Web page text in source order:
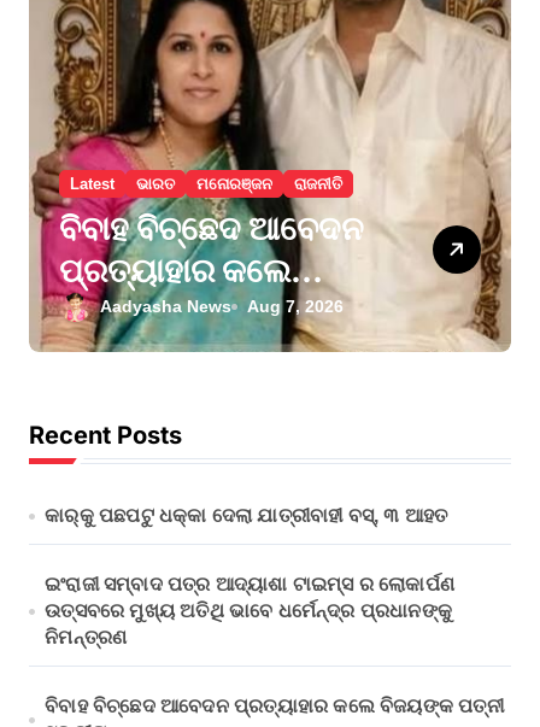
Latest ଭାରତ ମନୋରଞ୍ଜନ ରାଜନୀତି
ବିବାହ ବିଚ୍ଛେଦ ଆବେଦନ
ପ୍ରତ୍ୟାହାର କଲେ
ବିଜୟଙ୍କ ପତ୍ନୀ ସଙ୍ଗୀତା
Aadyasha News Aug 7, 2026
Recent Posts
କାର୍‌କୁ ପଛପଟୁ ଧକ୍କା ଦେଲା ଯାତ୍ରୀବାହୀ ବସ୍‌, ୩ ଆହତ
ଇଂରାଜୀ ସମ୍ବାଦ ପତ୍ର ଆଦ୍ୟାଶା ଟାଇମ୍ସ ର ଲୋକାର୍ପଣ
ଉତ୍ସବରେ ମୁଖ୍ୟ ଅତିଥି ଭାବେ ଧର୍ମେନ୍ଦ୍ର ପ୍ରଧାନଙ୍କୁ
ନିମନ୍ତ୍ରଣ
ବିବାହ ବିଚ୍ଛେଦ ଆବେଦନ ପ୍ରତ୍ୟାହାର କଲେ ବିଜୟଙ୍କ ପତ୍ନୀ